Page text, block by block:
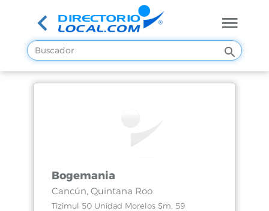
Bogemania
Cancún, Quintana Roo
Tizimul 50 Unidad Morelos Sm. 59